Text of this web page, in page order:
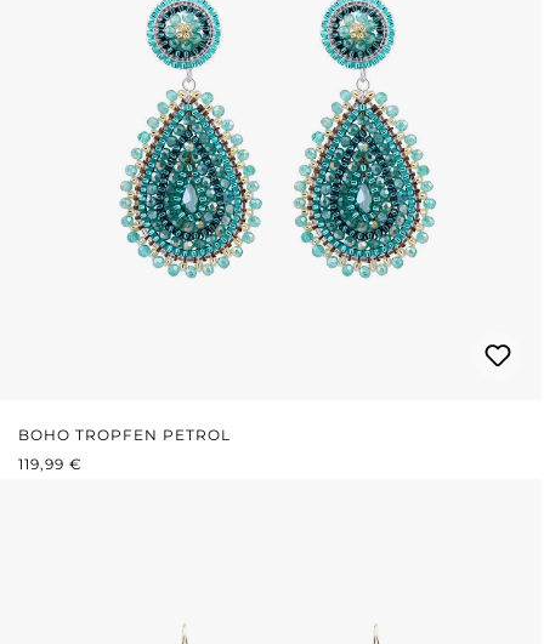
BOHO TROPFEN PETROL
REGULÄRER PREIS:
119,99 €